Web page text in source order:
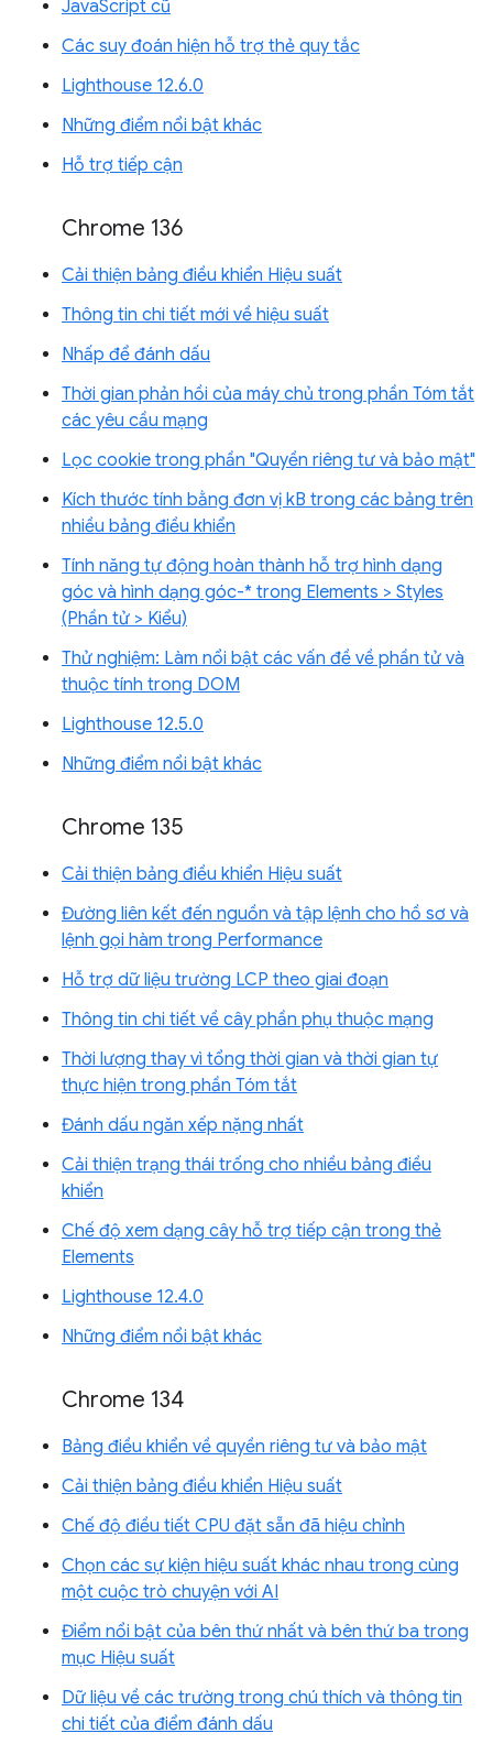
JavaScript cũ
Các suy đoán hiện hỗ trợ thẻ quy tắc
Lighthouse 12.6.0
Những điểm nổi bật khác
Hỗ trợ tiếp cận
Chrome 136
Cải thiện bảng điều khiển Hiệu suất
Thông tin chi tiết mới về hiệu suất
Nhấp để đánh dấu
Thời gian phản hồi của máy chủ trong phần Tóm tắt
các yêu cầu mạng
Lọc cookie trong phần "Quyền riêng tư và bảo mật"
Kích thước tính bằng đơn vị kB trong các bảng trên
nhiều bảng điều khiển
Tính năng tự động hoàn thành hỗ trợ hình dạng
góc và hình dạng góc-* trong Elements > Styles
(Phần tử > Kiểu)
Thử nghiệm: Làm nổi bật các vấn đề về phần tử và
thuộc tính trong DOM
Lighthouse 12.5.0
Những điểm nổi bật khác
Chrome 135
Cải thiện bảng điều khiển Hiệu suất
Đường liên kết đến nguồn và tập lệnh cho hồ sơ và
lệnh gọi hàm trong Performance
Hỗ trợ dữ liệu trường LCP theo giai đoạn
Thông tin chi tiết về cây phần phụ thuộc mạng
Thời lượng thay vì tổng thời gian và thời gian tự
thực hiện trong phần Tóm tắt
Đánh dấu ngăn xếp nặng nhất
Cải thiện trạng thái trống cho nhiều bảng điều
khiển
Chế độ xem dạng cây hỗ trợ tiếp cận trong thẻ
Elements
Lighthouse 12.4.0
Những điểm nổi bật khác
Chrome 134
Bảng điều khiển về quyền riêng tư và bảo mật
Cải thiện bảng điều khiển Hiệu suất
Chế độ điều tiết CPU đặt sẵn đã hiệu chỉnh
Chọn các sự kiện hiệu suất khác nhau trong cùng
một cuộc trò chuyện với AI
Điểm nổi bật của bên thứ nhất và bên thứ ba trong
mục Hiệu suất
Dữ liệu về các trường trong chú thích và thông tin
chi tiết của điểm đánh dấu